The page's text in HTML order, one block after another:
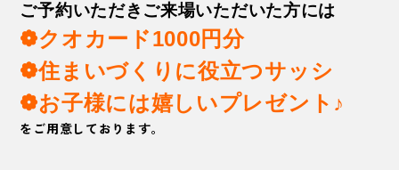
ご予約いただきご来場いただいた方には
❁クオカード1000円分
❁住まいづくりに役立つサッシ
❁お子様には嬉しいプレゼント♪
をご用意しております。